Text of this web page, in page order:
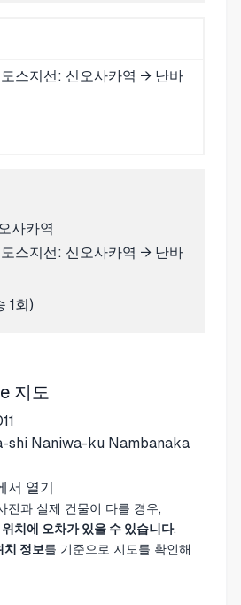
스지선: 신오사카역 → 난바
사카역
스지선: 신오사카역 → 난바
1회)
지도
shi Naniwa-ku Nambanaka
서 열기
진과 실제 건물이 다를 경우,
치에 오차가 있을 수 있습니다.
치 정보를 기준으로 지도를 확인해